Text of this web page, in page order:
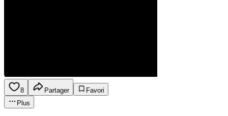
8 Partager
Favori
Plus